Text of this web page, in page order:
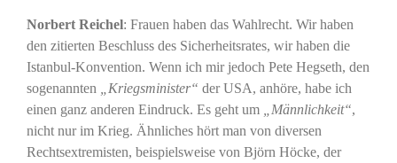
Norbert Reichel: Frauen haben das Wahlrecht. Wir haben
den zitierten Beschluss des Sicherheitsrates, wir haben die
Istanbul-Konvention. Wenn ich mir jedoch Pete Hegseth, den
sogenannten
„Kriegsminister“ der USA, anhöre, habe ich
einen ganz anderen Eindruck. Es geht um
„Männlichkeit“,
nicht nur im Krieg. Ähnliches hört man von diversen
Rechtsextremisten, beispielsweise von Björn Höcke, der